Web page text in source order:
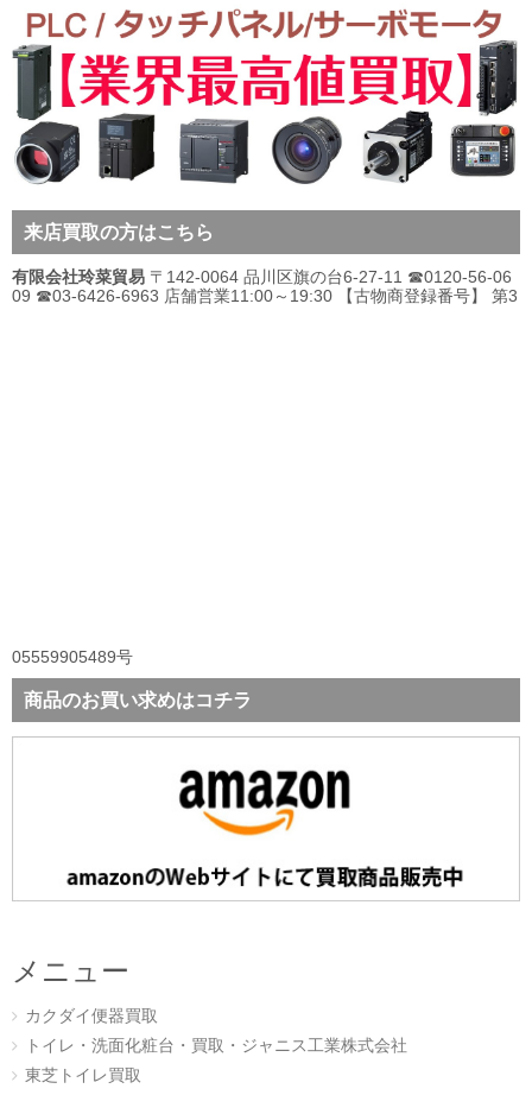
来店買取の方はこちら
有限会社玲菜貿易 〒142-0064 品川区旗の台6-27-11 ☎0120-56-06
09 ☎03-6426-6963 店舗営業11:00～19:30 【古物商登録番号】 第3
05559905489号
商品のお買い求めはコチラ
メニュー
カクダイ便器買取
トイレ・洗面化粧台・買取・ジャニス工業株式会社
東芝トイレ買取